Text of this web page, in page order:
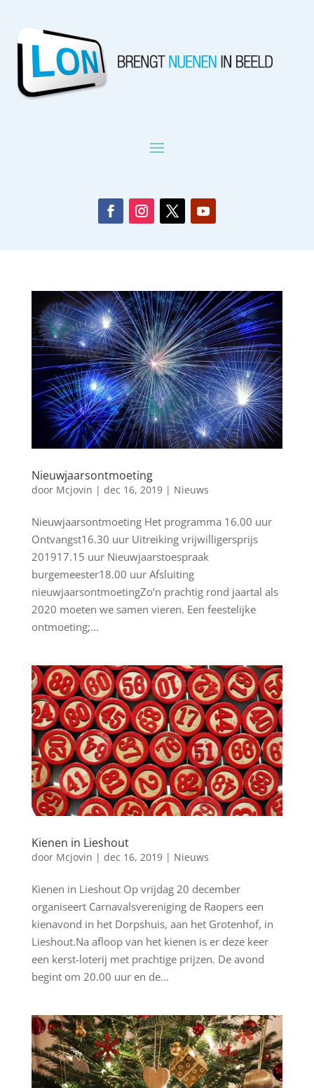
Nieuwjaarsontmoeting
door Mcjovin | dec 16, 2019| Nieuws
Nieuwjaarsontmoeting Het programma 16.00 uur
Ontvangst16.30 uur Uitreiking vrijwilligersprijs
201917.15 uur Nieuwjaarstoespraak
burgemeester18.00 uur Afsluiting
nieuwjaarsontmoetingZo’n prachtig rond jaartal als
2020 moeten we samen vieren. Een feestelijke
ontmoeting;...
Kienen in Lieshout
door Mcjovin | dec 16, 2019| Nieuws
Kienen in Lieshout Op vrijdag 20 december
organiseert Carnavalsvereniging de Raopers een
kienavond in het Dorpshuis, aan het Grotenhof, in
Lieshout.Na afloop van het kienen is er deze keer
een kerst-loterij met prachtige prijzen. De avond
begint om 20.00 uur en de...